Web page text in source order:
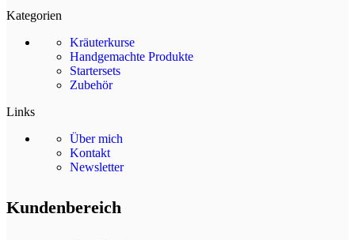
Kategorien
Kräuterkurse
Handgemachte Produkte
Startersets
Zubehör
Links
Über mich
Kontakt
Newsletter
Kundenbereich